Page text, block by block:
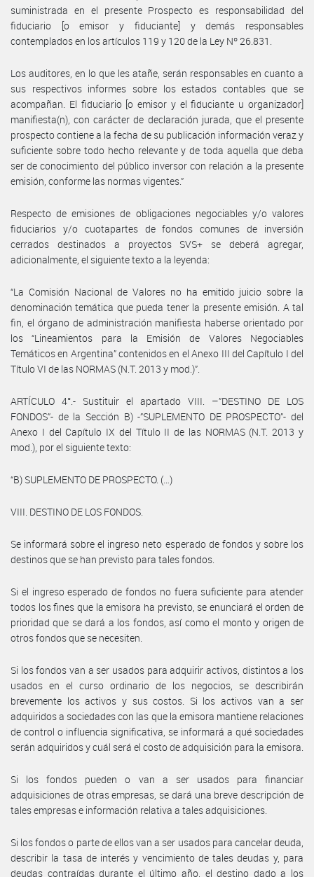
suministrada en el presente Prospecto es responsabilidad del
fiduciario [o emisor y fiduciante] y demás responsables
contemplados en los artículos 119 y 120 de la Ley Nº 26.831.
Los auditores, en lo que les atañe, serán responsables en cuanto a
sus respectivos informes sobre los estados contables que se
acompañan. El fiduciario [o emisor y el fiduciante u organizador]
manifiesta(n), con carácter de declaración jurada, que el presente
prospecto contiene a la fecha de su publicación información veraz y
suficiente sobre todo hecho relevante y de toda aquella que deba
ser de conocimiento del público inversor con relación a la presente
emisión, conforme las normas vigentes.”
Respecto de emisiones de obligaciones negociables y/o valores
fiduciarios y/o cuotapartes de fondos comunes de inversión
cerrados destinados a proyectos SVS+ se deberá agregar,
adicionalmente, el siguiente texto a la leyenda:
“La Comisión Nacional de Valores no ha emitido juicio sobre la
denominación temática que pueda tener la presente emisión. A tal
fin, el órgano de administración manifiesta haberse orientado por
los “Lineamientos para la Emisión de Valores Negociables
Temáticos en Argentina” contenidos en el Anexo III del Capítulo I del
Título VI de las NORMAS (N.T. 2013 y mod.)”.
ARTÍCULO 4°.- Sustituir el apartado VIII. –”DESTINO DE LOS
FONDOS”- de la Sección B) -”SUPLEMENTO DE PROSPECTO”- del
Anexo I del Capítulo IX del Título II de las NORMAS (N.T. 2013 y
mod.), por el siguiente texto:
“B) SUPLEMENTO DE PROSPECTO. (…)
VIII. DESTINO DE LOS FONDOS.
Se informará sobre el ingreso neto esperado de fondos y sobre los
destinos que se han previsto para tales fondos.
Si el ingreso esperado de fondos no fuera suficiente para atender
todos los fines que la emisora ha previsto, se enunciará el orden de
prioridad que se dará a los fondos, así como el monto y origen de
otros fondos que se necesiten.
Si los fondos van a ser usados para adquirir activos, distintos a los
usados en el curso ordinario de los negocios, se describirán
brevemente los activos y sus costos. Si los activos van a ser
adquiridos a sociedades con las que la emisora mantiene relaciones
de control o influencia significativa, se informará a qué sociedades
serán adquiridos y cuál será el costo de adquisición para la emisora.
Si los fondos pueden o van a ser usados para financiar
adquisiciones de otras empresas, se dará una breve descripción de
tales empresas e información relativa a tales adquisiciones.
Si los fondos o parte de ellos van a ser usados para cancelar deuda,
describir la tasa de interés y vencimiento de tales deudas y, para
deudas contraídas durante el último año, el destino dado a los